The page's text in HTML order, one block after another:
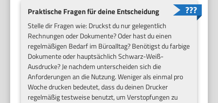
Praktische Fragen für deine Entscheidung
Stelle dir Fragen wie: Druckst du nur gelegentlich
Rechnungen oder Dokumente? Oder hast du einen
regelmäßigen Bedarf im Büroalltag? Benötigst du farbige
Dokumente oder hauptsächlich Schwarz-Weiß-
Ausdrucke? Je nachdem unterscheiden sich die
Anforderungen an die Nutzung. Weniger als einmal pro
Woche drucken bedeutet, dass du deinen Drucker
regelmäßig testweise benutzt, um Verstopfungen zu